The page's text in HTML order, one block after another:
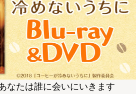
なたは誰に会いにいきます